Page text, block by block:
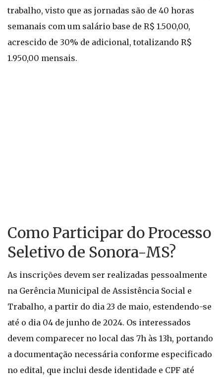
trabalho, visto que as jornadas são de 40 horas
semanais com um salário base de R$ 1.500,00,
acrescido de 30% de adicional, totalizando R$
1.950,00 mensais.
Como Participar do Processo
Seletivo de Sonora-MS?
As inscrições devem ser realizadas pessoalmente
na Gerência Municipal de Assistência Social e
Trabalho, a partir do dia 23 de maio, estendendo-se
até o dia 04 de junho de 2024. Os interessados
devem comparecer no local das 7h às 13h, portando
a documentação necessária conforme especificado
no edital, que inclui desde identidade e CPF até